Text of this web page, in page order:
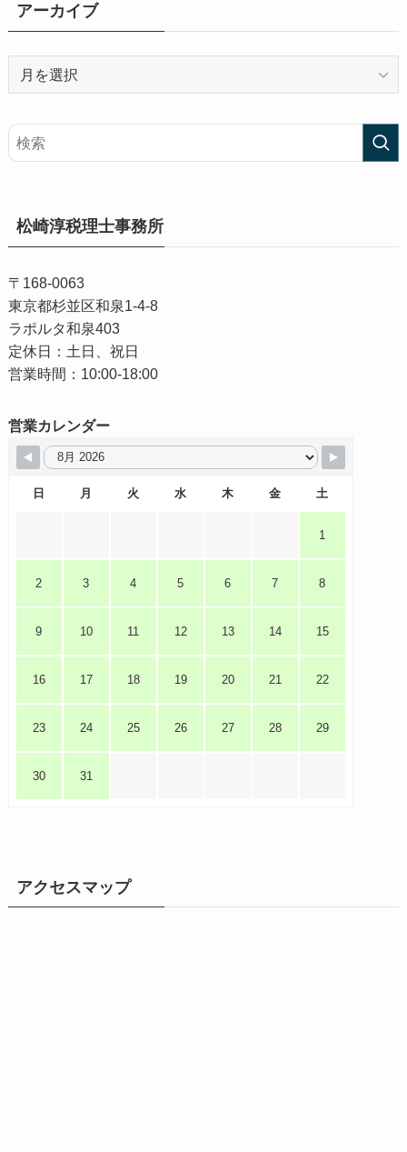
ー
アーカイブ
イ
ブ
松崎淳税理士事務所
〒168-0063
東京都杉並区和泉1-4-8
ラポルタ和泉403
定休日：土日、祝日
営業時間：10:00-18:00
営業カレンダー
日 月 火 水 木 金 土
1
2 3 4 5 6 7 8
9 10 11 12 13 14 15
16 17 18 19 20 21 22
23 24 25 26 27 28 29
30 31
アクセスマップ